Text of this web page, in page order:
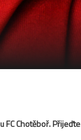
FC Chotěboř. Přijeďte